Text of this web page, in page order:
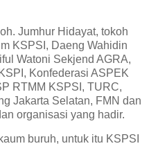
Jumhur Hidayat, tokoh
KSPSI, Daeng Wahidin
Watoni Sekjend AGRA,
Konfederasi ASPEK
RTMM KSPSI, TURC,
Jakarta Selatan, FMN dan
organisasi yang hadir.
buruh, untuk itu KSPSI